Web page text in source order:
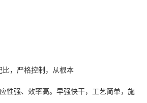
，严格控制，从根本
强、效率高。早强快干，工艺简单，施